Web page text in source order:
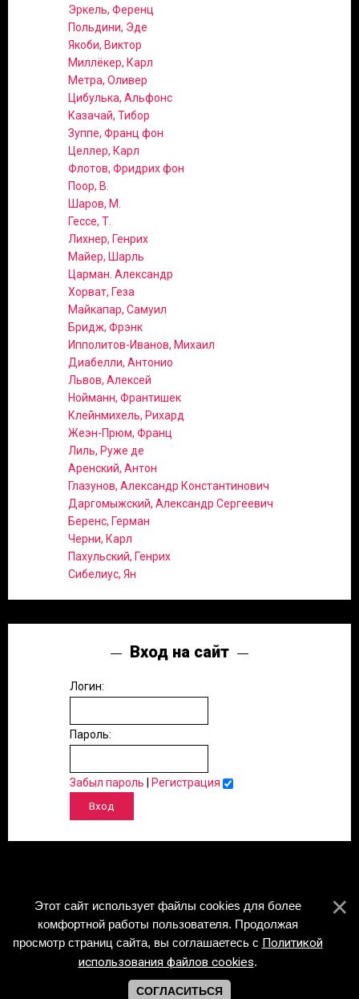
Эркель, Ференц
Польдини, Эде
Якоби, Виктор
Миллёкер, Карл
Метра, Оливер
Цибулька, Альфонс
Казачай, Тибор
Зуппе, Франц фон
Целлер, Карл
Флотов, Фридрих фон
Поор, В.
Шаров, М.
Гессе, Т.
Лихнер, Генрих
Майер, Шарль
Царман. Александр
Хорват, Геза
Майкапар, Самуил
Бридж, Фрэнк
Ипполитов-Иванов, Михаил
Диабелли, Антонио
Львов, Алексей
Нойманн, Франтишек
Клейнмихель, Рихард
Жеэн-Прюм, Франц
Лиль, Руже де
Аренский, Антон
Глазунов, Александр Константинович
Даргомыжский, Александр Сергеевич
Беренс, Герман
Черни, Карл
Пахульский, Генрих
Сибелиус, Ян
Вход на сайт
Логин:
Пароль:
Забыл пароль Регистрация
Этот сайт использует файлы cookies для более
комфортной работы пользователя. Продолжая
просмотр страниц сайта, вы соглашаетесь с Политикой
использования файлов cookies.
СОГЛАСИТЬСЯ